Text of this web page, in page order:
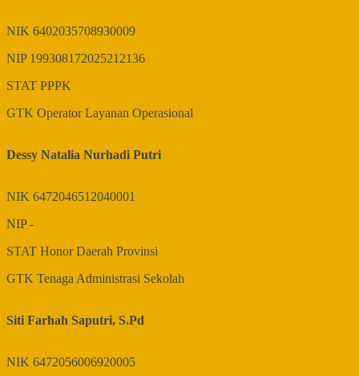
NIK 6402035708930009
NIP 199308172025212136
STAT PPPK
GTK Operator Layanan Operasional
Dessy Natalia Nurhadi Putri
NIK 6472046512040001
NIP-
STAT Honor Daerah Provinsi
GTK Tenaga Administrasi Sekolah
Siti Farhah Saputri, S.Pd
NIK 6472056006920005